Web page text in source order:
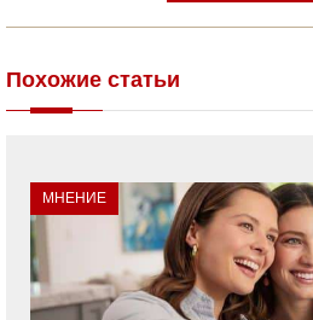
Похожие статьи
МНЕНИЕ